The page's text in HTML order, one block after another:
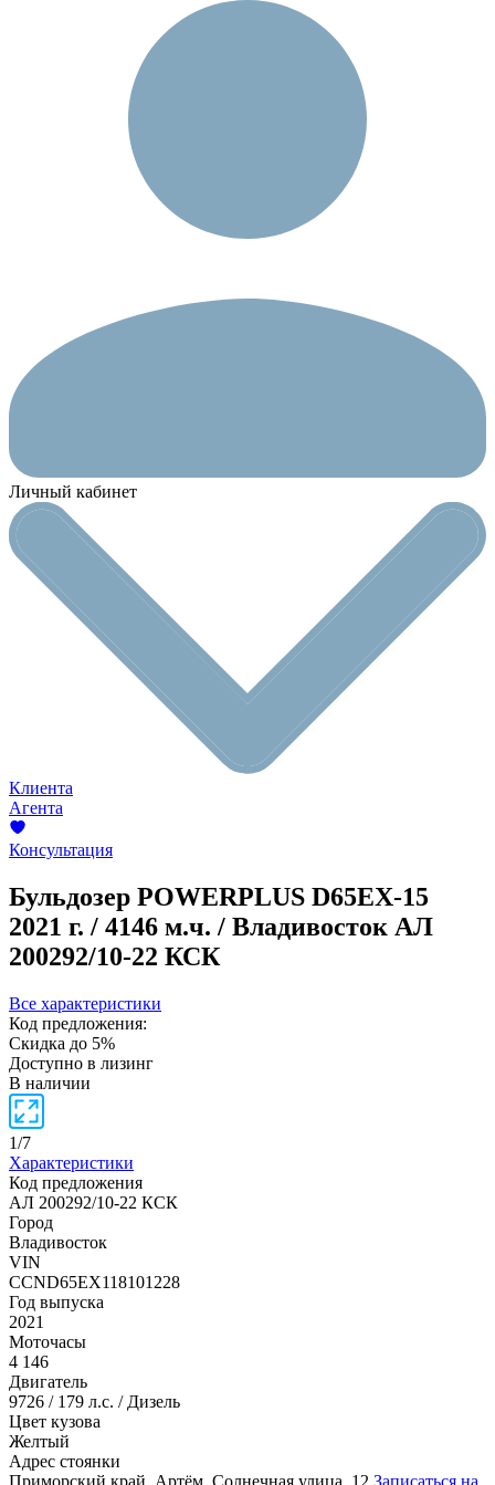
Личный кабинет
Клиента
Агента
Консультация
Бульдозер POWERPLUS D65EX-15
2021 г. / 4146 м.ч. / Владивосток АЛ
200292/10-22 КСК
Все характеристики
Код предложения:
Скидка до 5%
Доступно в лизинг
В наличии
1/7
Характеристики
Код предложения
АЛ 200292/10-22 КСК
Город
Владивосток
VIN
CCND65EX118101228
Год выпуска
2021
Моточасы
4 146
Двигатель
9726 / 179 л.с. / Дизель
Цвет кузова
Желтый
Адрес стоянки
Приморский край, Артём, Солнечная улица, 12 Записаться на